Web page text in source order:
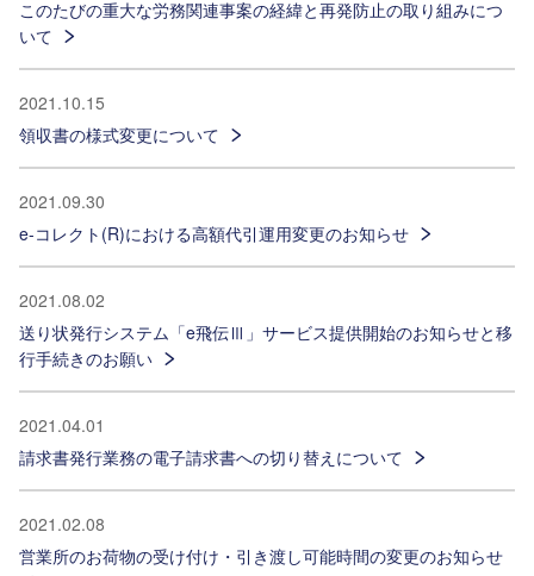
このたびの重大な労務関連事案の経緯と再発防止の取り組みにつ
いて
2021.10.15
領収書の様式変更について
2021.09.30
e-コレクト(R)における高額代引運用変更のお知らせ
2021.08.02
送り状発行システム「e飛伝Ⅲ」サービス提供開始のお知らせと移
行手続きのお願い
2021.04.01
請求書発行業務の電子請求書への切り替えについて
2021.02.08
営業所のお荷物の受け付け・引き渡し可能時間の変更のお知らせ